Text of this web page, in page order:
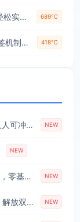
全新思路，教你如何用ai创建民间故事，轻松实现月入过万【揭秘】 689℃
抖音手工赛道运营实战课，流量思维、标签机制、垂直定位，解决不起号难题，单月变现破3万 418℃
迅雷搜索拉新项目，最高16每单！不限量级人人可冲，零门槛上手(更新0807) NEW
NEW
农村治愈短视频创作课：AI工具搭配剪辑技巧，零基础快速制作高质感田园治愈内容 NEW
AI智能广告挂机，躺赚新模式 设备托管运行，解放双手持续变现 NEW